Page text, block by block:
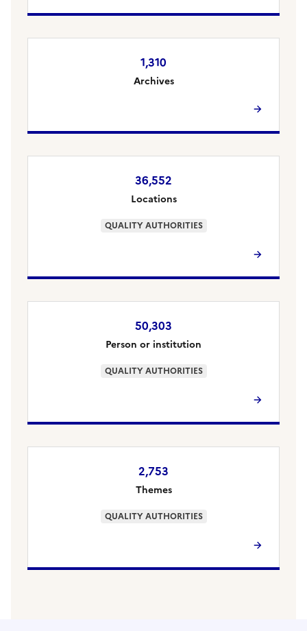
Archives
1,310
Locations
36,552
QUALITY AUTHORITIES
Person or institution
50,303
QUALITY AUTHORITIES
Themes
2,753
QUALITY AUTHORITIES